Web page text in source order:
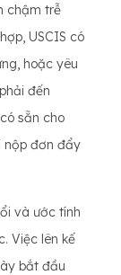
chậm trễ
USCIS có
hoặc yêu
đến
sẵn cho
nộp đơn đẩy
và ước tính
Việc lên kế
bắt đầu